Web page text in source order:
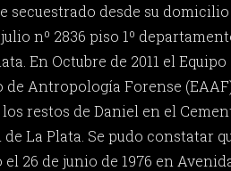
secuestrado desde su
nº 2836 piso 1º
En Octubre de 2011 el Equipo
Antropología Forense
restos de Daniel en el
La Plata. Se pudo constatar
el 26 de junio de 1976 en